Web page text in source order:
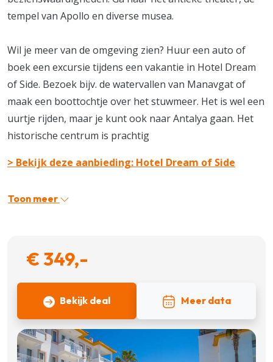
tempel van Apollo en diverse musea.
Wil je meer van de omgeving zien? Huur een auto of
boek een excursie tijdens een vakantie in Hotel Dream
of Side. Bezoek bijv. de watervallen van Manavgat of
maak een boottochtje over het stuwmeer. Het is wel een
uurtje rijden, maar je kunt ook naar Antalya gaan. Het
historische centrum is prachtig
> Bekijk deze aanbieding: Hotel Dream of Side
Toon meer
€ 349,-
Bekijk deal Meer data